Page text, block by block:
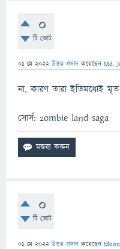
0
টি ভোট
01 মে 2022 উত্তর প্রদান করেছেন Md.
না, কারণ তারা ইতিমধ্যেই মৃত
সোর্স: zombie land saga
0
টি ভোট
01 মে 2022 উত্তর প্রদান করেছেন